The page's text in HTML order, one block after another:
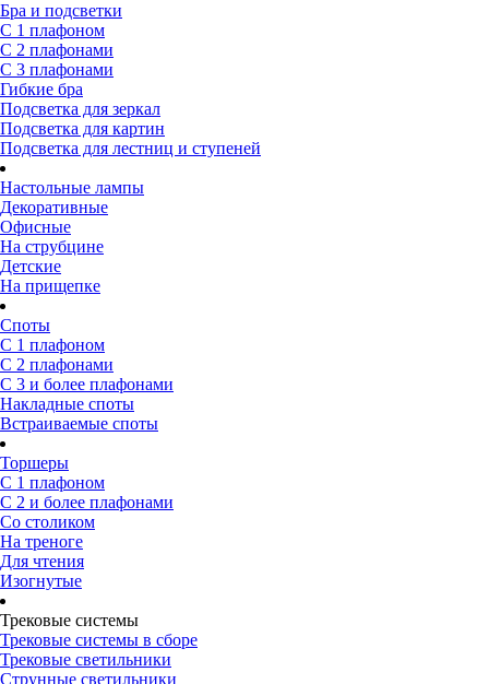
Бра и подсветки
С 1 плафоном
С 2 плафонами
С 3 плафонами
Гибкие бра
Подсветка для зеркал
Подсветка для картин
Подсветка для лестниц и ступеней
Настольные лампы
Декоративные
Офисные
На струбцине
Детские
На прищепке
Споты
С 1 плафоном
С 2 плафонами
С 3 и более плафонами
Накладные споты
Встраиваемые споты
Торшеры
С 1 плафоном
С 2 и более плафонами
Со столиком
На треноге
Для чтения
Изогнутые
Трековые системы
Трековые системы в сборе
Трековые светильники
Струнные светильники